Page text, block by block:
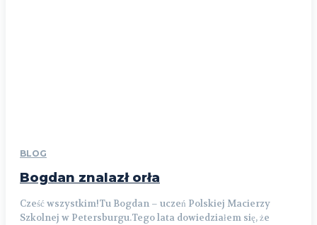
BLOG
Bogdan znalazł orła
Cześć wszystkim!Tu Bogdan – uczeń Polskiej Macierzy
Szkolnej w Petersburgu.Tego lata dowiedziałem się, że